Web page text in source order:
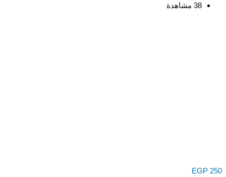
38 مشاهدة
EGP 250